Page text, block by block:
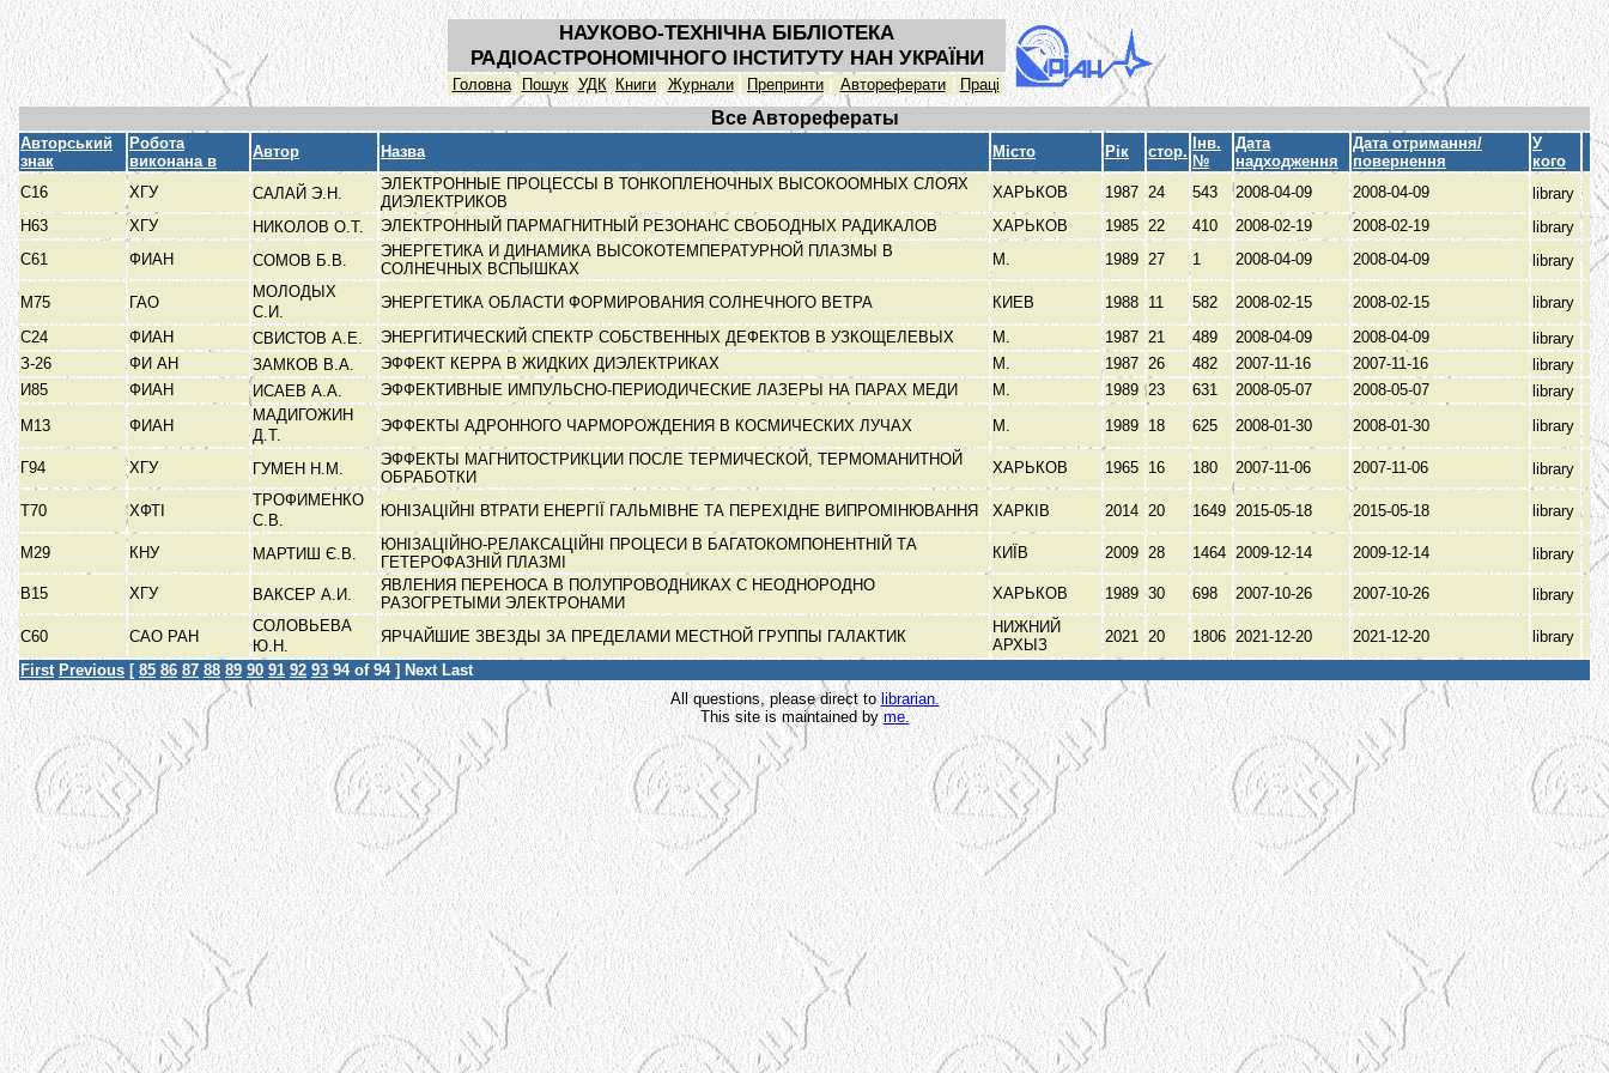
НАУКОВО-ТЕХНІЧНА БІБЛІОТЕКА
РАДІОАСТРОНОМІЧНОГО ІНСТИТУТУ НАН УКРАЇНИ
Головна Пошук УДК Книги Журнали Препринти Автореферати Праці
Все Авторефераты
Авторський
знак
Робота
виконана в
Автор Назва Місто Рік стор.
Інв.
№
Дата
надходження
Дата отримання/
повернення
У
кого
С16
ХГУ САЛАЙ Э.Н.
ЭЛЕКТРОННЫЕ ПРОЦЕССЫ В ТОНКОПЛЕНОЧНЫХ ВЫСОКООМНЫХ СЛОЯХ
ДИЭЛЕКТРИКОВ
ХАРЬКОВ 1987 24 543 2008-04-09 2008-04-09
library
Н63
ХГУ НИКОЛОВ О.Т. ЭЛЕКТРОННЫЙ ПАРМАГНИТНЫЙ РЕЗОНАНС СВОБОДНЫХ РАДИКАЛОВ ХАРЬКОВ 1985 22 410 2008-02-19 2008-02-19
library
С61
ФИАН СОМОВ Б.В.
ЭНЕРГЕТИКА И ДИНАМИКА ВЫСОКОТЕМПЕРАТУРНОЙ ПЛАЗМЫ В
СОЛНЕЧНЫХ ВСПЫШКАХ
М. 1989 27 1 2008-04-09 2008-04-09 library
М75 ГАО
МОЛОДЫХ
С.И.
ЭНЕРГЕТИКА ОБЛАСТИ ФОРМИРОВАНИЯ СОЛНЕЧНОГО ВЕТРА КИЕВ 1988 11 582 2008-02-15 2008-02-15
library
С24
ФИАН СВИСТОВ А.Е. ЭНЕРГИТИЧЕСКИЙ СПЕКТР СОБСТВЕННЫХ ДЕФЕКТОВ В УЗКОЩЕЛЕВЫХ М. 1987 21 489 2008-04-09 2008-04-09
library
З-26
ФИ АН ЗАМКОВ В.А. ЭФФЕКТ КЕРРА В ЖИДКИХ ДИЭЛЕКТРИКАХ М. 1987 26 482 2007-11-16 2007-11-16
library
И85
ФИАН ИСАЕВ А.А. ЭФФЕКТИВНЫЕ ИМПУЛЬСНО-ПЕРИОДИЧЕСКИЕ ЛАЗЕРЫ НА ПАРАХ МЕДИ М. 1989 23 631 2008-05-07 2008-05-07
library
М13
ФИАН
МАДИГОЖИН
Д.Т.
ЭФФЕКТЫ АДРОННОГО ЧАРМОРОЖДЕНИЯ В КОСМИЧЕСКИХ ЛУЧАХ М. 1989 18 625 2008-01-30 2008-01-30 library
Г94 ХГУ ГУМЕН Н.М.
ЭФФЕКТЫ МАГНИТОСТРИКЦИИ ПОСЛЕ ТЕРМИЧЕСКОЙ, ТЕРМОМАНИТНОЙ
ОБРАБОТКИ
ХАРЬКОВ 1965 16 180 2007-11-06 2007-11-06 library
Т70 ХФТІ
ТРОФИМЕНКО
С.В.
ЮНІЗАЦІЙНІ ВТРАТИ ЕНЕРГІЇ ГАЛЬМІВНЕ ТА ПЕРЕХІДНЕ ВИПРОМІНЮВАННЯ ХАРКІВ 2014 20 1649 2015-05-18 2015-05-18 library
М29 КНУ МАРТИШ Є.В.
ЮНІЗАЦІЙНО-РЕЛАКСАЦІЙНІ ПРОЦЕСИ В БАГАТОКОМПОНЕНТНІЙ ТА
ГЕТЕРОФАЗНІЙ ПЛАЗМІ
КИЇВ 2009 28 1464 2009-12-14 2009-12-14 library
В15 ХГУ ВАКСЕР А.И.
ЯВЛЕНИЯ ПЕРЕНОСА В ПОЛУПРОВОДНИКАХ С НЕОДНОРОДНО
РАЗОГРЕТЫМИ ЭЛЕКТРОНАМИ
ХАРЬКОВ 1989 30 698 2007-10-26 2007-10-26 library
С60 САО РАН
СОЛОВЬЕВА
Ю.Н.
ЯРЧАЙШИЕ ЗВЕЗДЫ ЗА ПРЕДЕЛАМИ МЕСТНОЙ ГРУППЫ ГАЛАКТИК
НИЖНИЙ
АРХЫЗ
2021 20 1806 2021-12-20 2021-12-20
library
First Previous [ 85 86 87 88 89 90 91 92 93 94of 94 ] Next Last
All questions, please direct tolibrarian.
This site is maintained byme.